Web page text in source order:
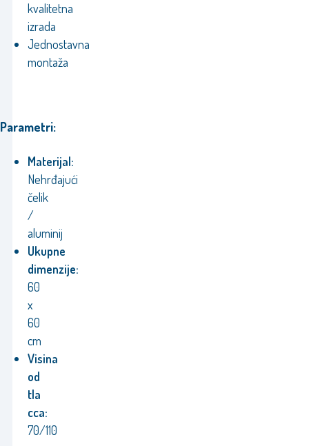
kvalitetna
izrada
Jednostavna
montaža
Parametri:
Materijal:
Nehrđajući
čelik
/
aluminij
Ukupne
dimenzije:
60
x
60
cm
Visina
od
tla
cca:
70/110